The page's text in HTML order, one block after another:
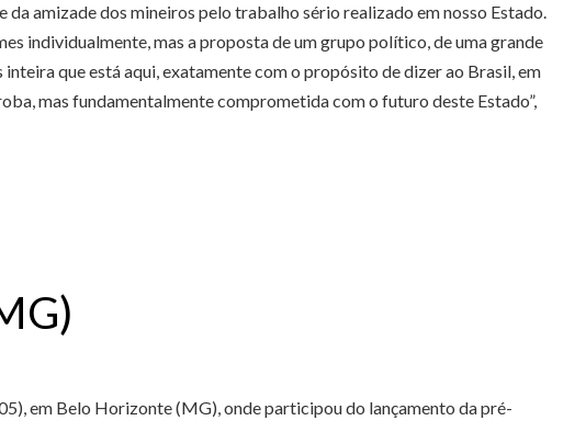
amizade dos mineiros pelo trabalho sério realizado em nosso Estado.
individualmente, mas a proposta de um grupo político, de uma grande
que está aqui, exatamente com o propósito de dizer ao Brasil, em
mas fundamentalmente comprometida com o futuro deste Estado”,
em Belo Horizonte (MG), onde participou do lançamento da pré-